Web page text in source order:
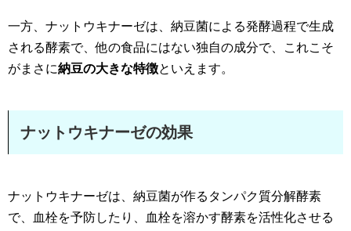
一方、ナットウキナーゼは、納豆菌による発酵過程で生成
される酵素で、他の食品にはない独自の成分で、これこそ
がまさに納豆の大きな特徴といえます。
ナットウキナーゼの効果
ナットウキナーゼは、納豆菌が作るタンパク質分解酵素
で、血栓を予防したり、血栓を溶かす酵素を活性化させる